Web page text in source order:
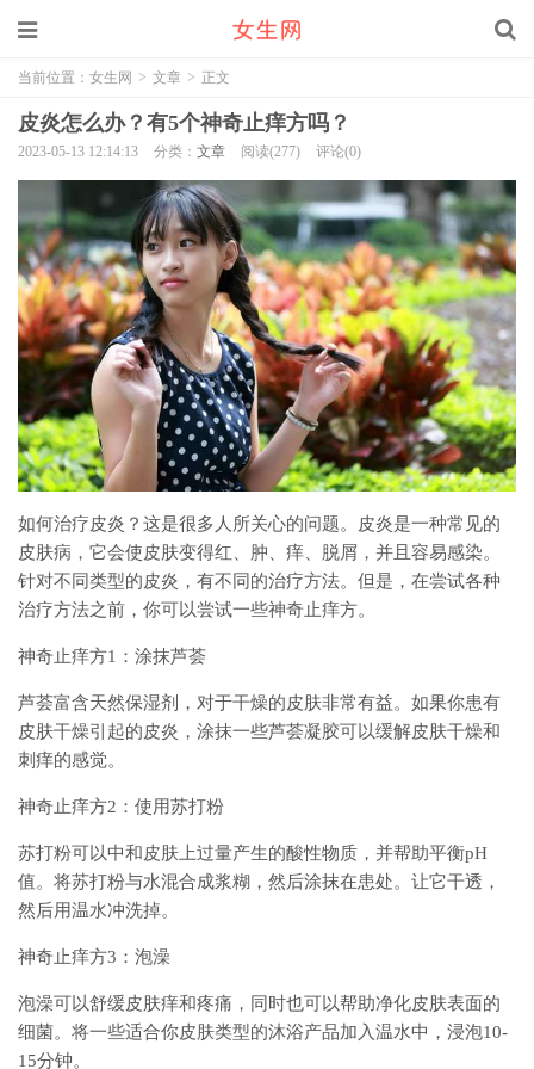
当前位置： 女生网 > 文章 > 正文
皮炎怎么办？有5个神奇止痒方吗？
2023-05-13 12:14:13 分类： 文章 阅读(277) 评论(0)
如何治疗皮炎？这是很多人所关心的问题。皮炎是一种常见的
皮肤病，它会使皮肤变得红、肿、痒、脱屑，并且容易感染。
针对不同类型的皮炎，有不同的治疗方法。但是，在尝试各种
治疗方法之前，你可以尝试一些神奇止痒方。
神奇止痒方1：涂抹芦荟
芦荟富含天然保湿剂，对于干燥的皮肤非常有益。如果你患有
皮肤干燥引起的皮炎，涂抹一些芦荟凝胶可以缓解皮肤干燥和
刺痒的感觉。
神奇止痒方2：使用苏打粉
苏打粉可以中和皮肤上过量产生的酸性物质，并帮助平衡pH
值。将苏打粉与水混合成浆糊，然后涂抹在患处。让它干透，
然后用温水冲洗掉。
神奇止痒方3：泡澡
泡澡可以舒缓皮肤痒和疼痛，同时也可以帮助净化皮肤表面的
细菌。将一些适合你皮肤类型的沐浴产品加入温水中，浸泡10-
15分钟。